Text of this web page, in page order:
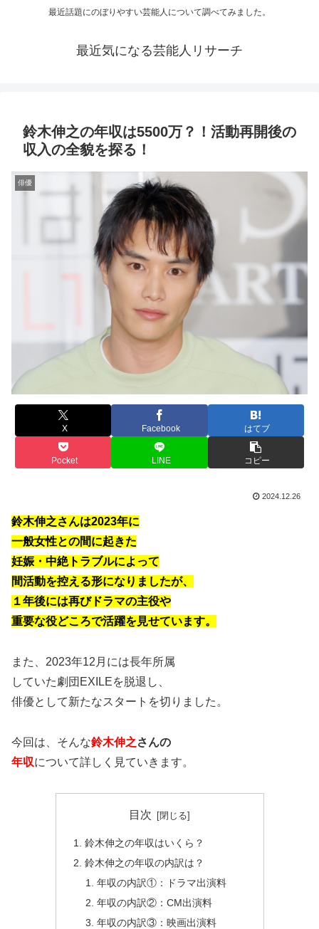
最近話題にのぼりやすい芸能人について調べてみました。
最近気になる芸能人リサーチ
鈴木伸之の年収は5500万？！活動再開後の
収入の全貌を探る！
俳優
X Facebook はてブ
Pocket LINE コピー
2024.12.26
鈴木伸之さんは2023年に
一般女性との間に起きた
妊娠・中絶トラブルによって
間活動を控える形になりましたが、
１年後には再びドラマの主役や
重要な役どころで活躍を見せています。
また、2023年12月には長年所属
していた劇団EXILEを脱退し、
俳優として新たなスタートを切りました。
今回は、そんな鈴木伸之さんの
年収について詳しく見ていきます。
目次
鈴木伸之の年収はいくら？
鈴木伸之の年収の内訳は？
年収の内訳①：ドラマ出演料
年収の内訳②：CM出演料
年収の内訳③：映画出演料